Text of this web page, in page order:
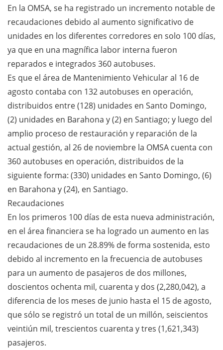
En la OMSA, se ha registrado un incremento notable de
recaudaciones debido al aumento significativo de
unidades en los diferentes corredores en solo 100 días,
ya que en una magnífica labor interna fueron
reparados e integrados 360 autobuses.
Es que el área de Mantenimiento Vehicular al 16 de
agosto contaba con 132 autobuses en operación,
distribuidos entre (128) unidades en Santo Domingo,
(2) unidades en Barahona y (2) en Santiago; y luego del
amplio proceso de restauración y reparación de la
actual gestión, al 26 de noviembre la OMSA cuenta con
360 autobuses en operación, distribuidos de la
siguiente forma: (330) unidades en Santo Domingo, (6)
en Barahona y (24), en Santiago.
Recaudaciones
En los primeros 100 días de esta nueva administración,
en el área financiera se ha logrado un aumento en las
recaudaciones de un 28.89% de forma sostenida, esto
debido al incremento en la frecuencia de autobuses
para un aumento de pasajeros de dos millones,
doscientos ochenta mil, cuarenta y dos (2,280,042), a
diferencia de los meses de junio hasta el 15 de agosto,
que sólo se registró un total de un millón, seiscientos
veintiún mil, trescientos cuarenta y tres (1,621,343)
pasajeros.